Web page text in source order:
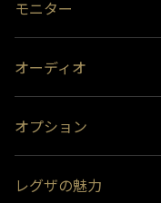
モニター
オーディオ
オプション
レグザの魅力